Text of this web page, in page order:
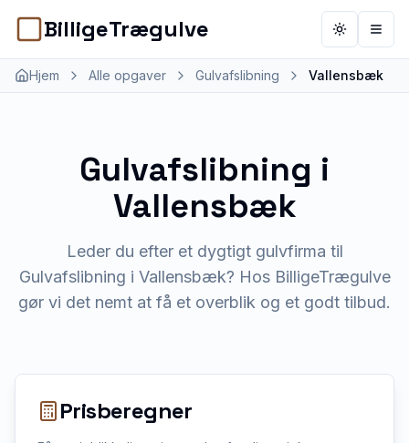
BilligeTrægulve ToggleÅbn
Hjem Alle opgaver Gulvafslibning Vallensbæk
Gulvafslibning i
Vallensbæk
Leder du efter et dygtigt gulvfirma til
Gulvafslibning i Vallensbæk? Hos BilligeTrægulve
gør vi det nemt at få et overblik og et godt tilbud.
Prisberegner